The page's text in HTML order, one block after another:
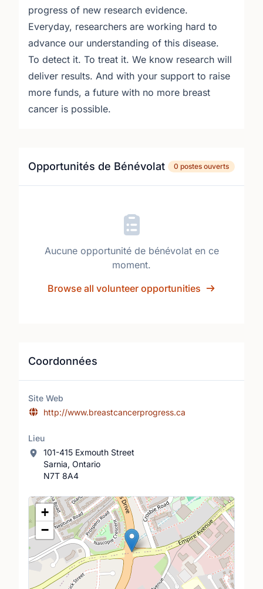
progress of new research evidence.
Everyday, researchers are working hard to
advance our understanding of this disease.
To detect it. To treat it. We know research will
deliver results. And with your support to raise
more funds, a future with no more breast
cancer is possible.
Opportunités de Bénévolat 0 postes ouverts
Aucune opportunité de bénévolat en ce
moment.
Browse all volunteer opportunities
Coordonnées
Site Web
http://www.breastcancerprogress.ca
Lieu
101-415 Exmouth Street
Sarnia, Ontario
N7T 8A4
Lieu
+
−